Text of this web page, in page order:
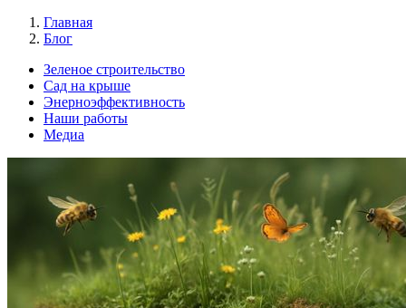
Главная
Блог
Зеленое строительство
Сад на крыше
Энерноэффективность
Наши работы
Медиа